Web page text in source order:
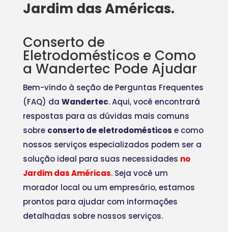
Jardim das Américas.
Conserto de
Eletrodomésticos e Como
a Wandertec Pode Ajudar
Bem-vindo à seção de Perguntas Frequentes
(FAQ) da Wandertec. Aqui, você encontrará
respostas para as dúvidas mais comuns
sobre conserto de eletrodomésticos e como
nossos serviços especializados podem ser a
solução ideal para suas necessidades no
Jardim das Américas. Seja você um
morador local ou um empresário, estamos
prontos para ajudar com informações
detalhadas sobre nossos serviços.